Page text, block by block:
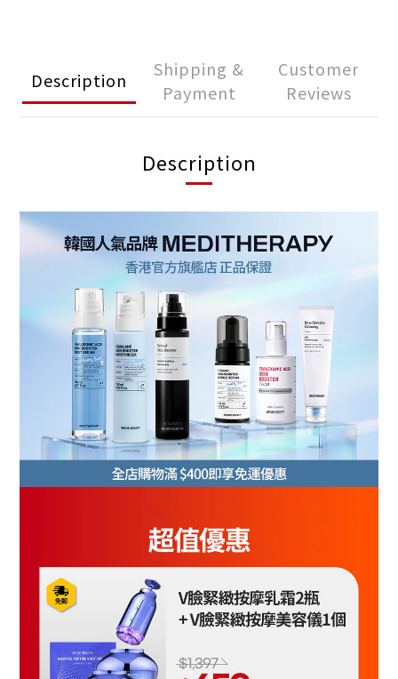
Description
Shipping &
Payment
Customer
Reviews
Description